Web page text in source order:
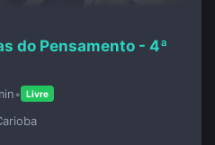
do Pensamento - 4ª
• Livre